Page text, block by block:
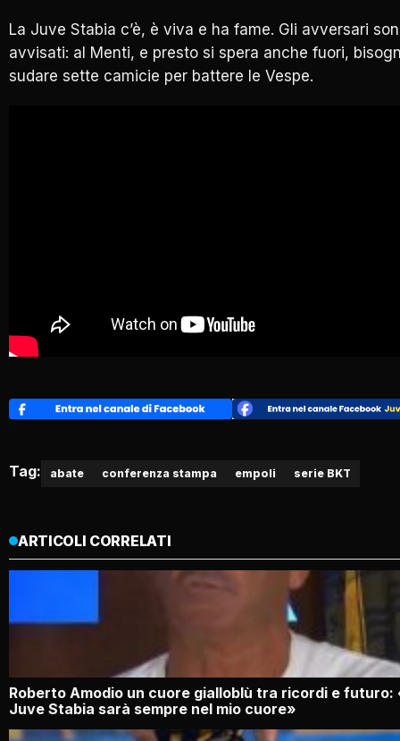
La Juve Stabia c’è, è viva e ha fame. Gli avversari
avvisati: al Menti, e presto si spera anche fuori,
sudare sette camicie per battere le Vespe.
Tag: abate conferenza stampa empoli serie BKT
ARTICOLI CORRELATI
Roberto Amodio un cuore gialloblù tra ricordi e futuro:
Juve Stabia sarà sempre nel mio cuore»